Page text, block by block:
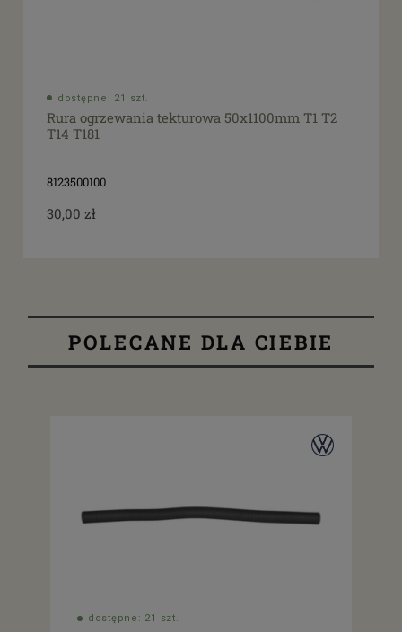
dostępne: 21 szt.
Rura ogrzewania tekturowa 50x1100mm T1 T2
T14 T181
8123500100
30,00 zł
POLECANE DLA CIEBIE
dostępne: 21 szt.